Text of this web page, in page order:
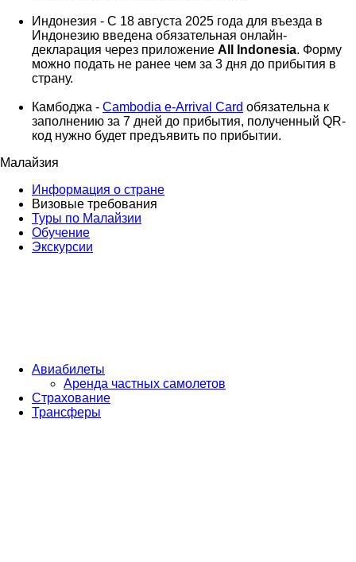
Индонезия - С 18 августа 2025 года для въезда в
Индонезию введена обязательная онлайн-
декларация через приложение All Indonesia. Форму
можно подать не ранее чем за 3 дня до прибытия в
страну.
Камбоджа - Cambodia e-Arrival Card обязательна к
заполнению за 7 дней до прибытия, полученный QR-
код нужно будет предъявить по прибытии.
Малайзия
Информация о стране
Визовые требования
Туры по Малайзии
Обучение
Экскурсии
Авиабилеты
Аренда частных самолетов
Страхование
Трансферы